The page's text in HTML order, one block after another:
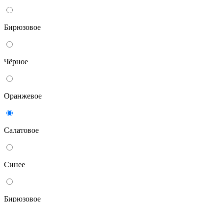
Бирюзовое
Чёрное
Оранжевое
Салатовое
Синее
Бирюзовое